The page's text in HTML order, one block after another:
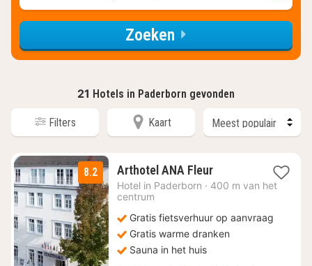
Zoeken
21 Hotels in Paderborn gevonden
Filters Kaart
8.2 Arthotel ANA Fleur1
nacht
74
Hotel in Paderborn · 400 m van het
centrum
Gratis fietsverhuur op aanvraag
Gratis warme dranken
Sauna in het huis